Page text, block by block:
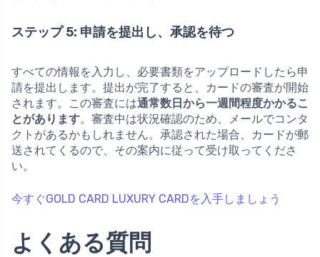
ステップ 5: 申請を提出し、承認を待つ
すべての情報を入力し、必要書類をアップロードしたら申
請を提出します。提出が完了すると、カードの審査が開始
されます。この審査には通常数日から一週間程度かかるこ
とがあります。審査中は状況確認のため、メールでコンタ
クトがあるかもしれません。承認された場合、カードが郵
送されてくるので、その案内に従って受け取ってくださ
い。
今すぐGOLD CARD LUXURY CARDを入手しましょう
よくある質問